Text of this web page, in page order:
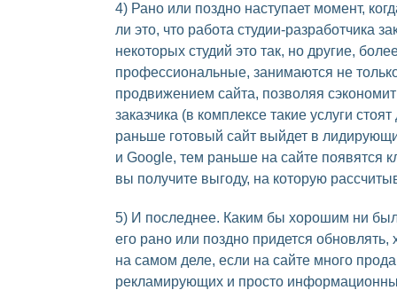
4) Рано или поздно наступает момент,
ли это, что работа студии-разработчика
некоторых студий это так, но другие,
профессиональные, занимаются не
продвижением сайта, позволяя
заказчика (в комплексе такие услуги
раньше готовый сайт выйдет в
и Google, тем раньше на сайте появятся
вы получите выгоду, на которую
5) И последнее. Каким бы хорошим ни
его рано или поздно придется обновлять,
на самом деле, если на сайте много
рекламирующих и просто